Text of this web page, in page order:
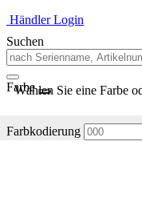
Händler Login
Suchen
Farbe
Wählen Sie eine Farbe
Farbkodierung